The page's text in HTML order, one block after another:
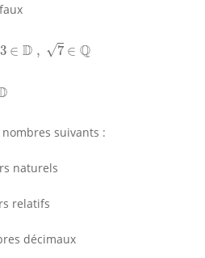
∈ D , √7 ∈ Q
suivants :
naturels
relatifs
décimaux